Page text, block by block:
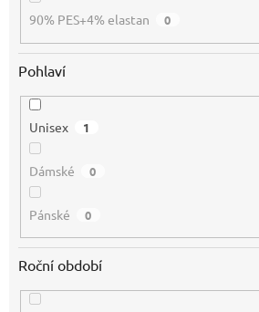
90% PES+4% elastan 0
Pohlaví
Unisex 1
Dámské 0
Pánské 0
Roční období